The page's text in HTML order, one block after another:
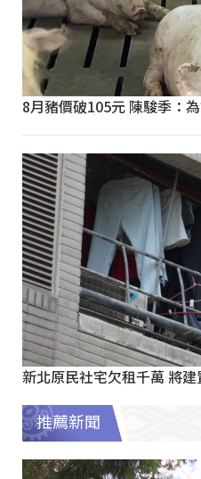
8月豬價破105元 陳駿季：
新北原民社宅欠租千萬 將
推薦新聞